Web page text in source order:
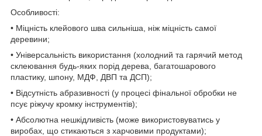
Особливості:
• Міцність клейового шва сильніша, ніж міцність самої
деревини;
• Універсальність використання (холодний та гарячий метод
склеювання будь-яких порід дерева, багатошарового
пластику, шпону, МДФ, ДВП та ДСП);
• Відсутність абразивності (у процесі фінальної обробки не
псує ріжучу кромку інструментів);
• Абсолютна нешкідливість (може використовуватись у
виробах, що стикаються з харчовими продуктами);